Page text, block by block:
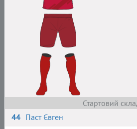
Стартовий
44 Паст Євген